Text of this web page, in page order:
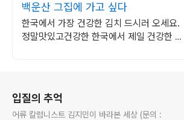
백운산 그집에 가고 싶다
한국에서 가장 건강한 김치 드시러 오세요.
정말맛있고건강한 한국에서 제일 건강한 김
입질의 추억
어류 칼럼니스트 김지민이 바라본 세상 (문의 :